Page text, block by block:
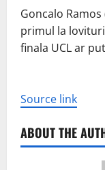
Goncalo
primul la
finala UCL ar
Source link
ABOUT THE